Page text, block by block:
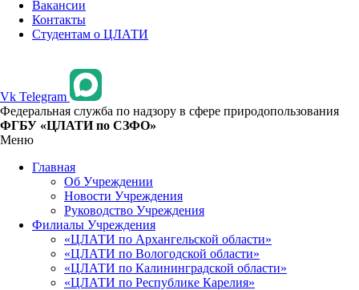
Вакансии
Контакты
Студентам о ЦЛАТИ
Vk Telegram
Федеральная служба по надзору в сфере природопользования
ФГБУ «ЦЛАТИ по СЗФО»
Меню
Главная
Об Учреждении
Новости Учреждения
Руководство Учреждения
Филиалы Учреждения
«ЦЛАТИ по Архангельской области»
«ЦЛАТИ по Вологодской области»
«ЦЛАТИ по Калининградской области»
«ЦЛАТИ по Республике Карелия»